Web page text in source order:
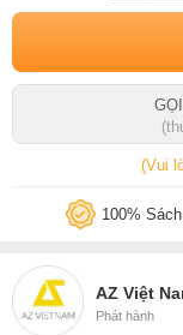
(Vui
100%
AZ Việt
Phát hành